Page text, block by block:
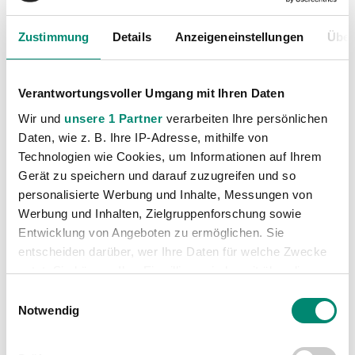
Zustimmung Details Anzeigeneinstellungen
Verantwortungsvoller Umgang mit Ihren Daten
Wir und unsere 1 Partner verarbeiten Ihre persönlichen
Daten, wie z. B. Ihre IP-Adresse, mithilfe von
Technologien wie Cookies, um Informationen auf Ihrem
Gerät zu speichern und darauf zuzugreifen und so
personalisierte Werbung und Inhalte, Messungen von
Werbung und Inhalten, Zielgruppenforschung sowie
Entwicklung von Angeboten zu ermöglichen. Sie
entscheiden darüber, wer Ihre Daten für welche Zwecke
nutzt. Sie können Ihre Einwilligung jederzeit über die
Trigger Symbol ändern oder widerrufen
Erfahren Sie mehr darüber, wie Ihre persönlichen Daten
Notwendig
den Fehler machen, auch nur ein Prozent weniger zu
geben. Wir werden uns so vorbereiten, dass wir
zufrieden die Heimreise antreten können. Ich selbst
fühle mich jetzt wieder sehr gut. Ich habe wieder
SC Wiener Neustadt : SV Josko Ried
Samstag, 11.04.2015, 18:30 Uhr
Schiedsrichter: Robert Schörgenhofer
Stadion Wiener Neustadt